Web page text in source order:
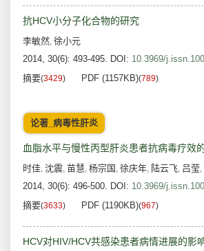
抗HCV小分子化合物的研究
李敏然, 徐小元
2014, 30(6): 493-495. DOI: 10.3969/
摘要(3429) PDF (1157KB)(789)
论著_病毒性肝炎
血脂水平与慢性丙型肝炎患者抗病毒疗效
时佳, 沈震, 苗慧, 杨宗国 , 徐庆年, 陆云飞, 吕莹,
2014, 30(6): 496-500. DOI: 10.3969/
摘要(3633) PDF (1190KB)(967)
HCV对HIV/HCV共感染患者病情进展的影